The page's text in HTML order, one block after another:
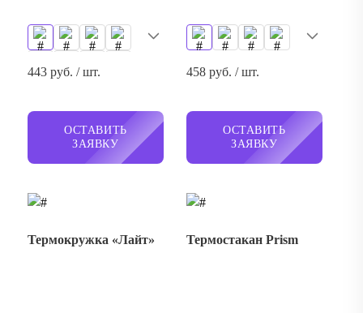
443 руб. / шт.
ОСТАВИТЬ
ЗАЯВКУ
458 руб. / шт.
ОСТАВИТЬ
ЗАЯВКУ
Термокружка «Лайт» Термостакан Prism